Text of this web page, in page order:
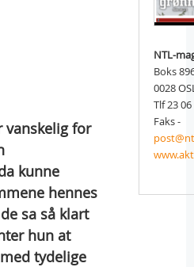
vanskelig for
kunne
hennes
sa så klart
hun at
tydelige
NTL-
Boks
0028
Tlf 23
Faks -